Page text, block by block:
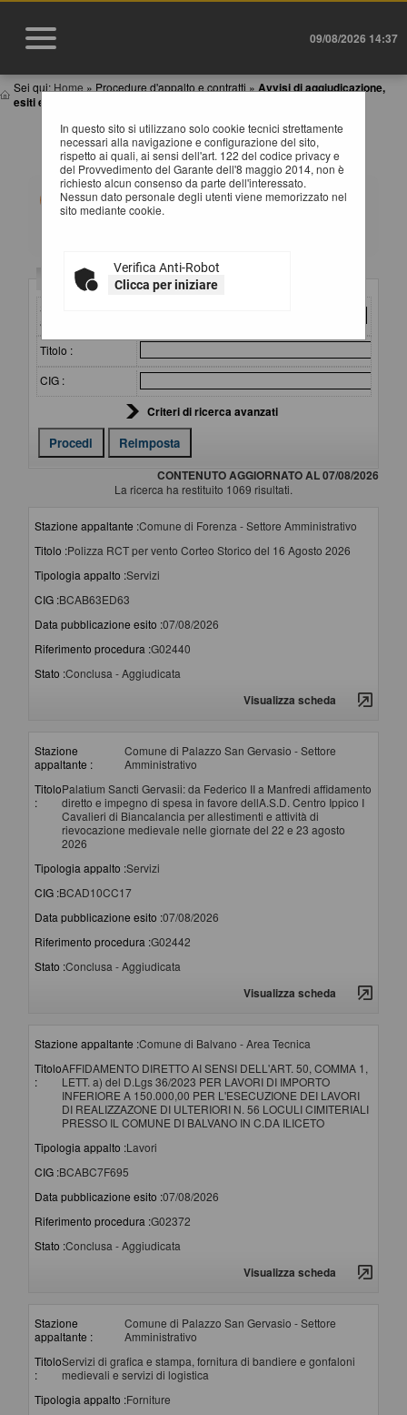
09/08/2026 14:37
Sei qui: Home » Procedure d'appalto e contratti » Avvisi di aggiudicazione,
esiti e affida...
In questo sito si utilizzano solo cookie tecnici strettamente
necessari alla navigazione e configurazione del sito,
rispetto ai quali, ai sensi dell'art. 122 del codice privacy e
del Provvedimento del Garante dell'8 maggio 2014, non è
richiesto alcun consenso da parte dell'interessato.
Nessun dato personale degli utenti viene memorizzato nel
sito mediante cookie.
Verifica Anti-Robot
Clicca per iniziare
AVVISI DI AGGIUDICAZIONE, ESITI E
AFFIDAMENTI
All'interno di questa sezione è possibile consultare gli
esiti di gara secondo i tempi previsti dalla normativa dei
contratti.
Scheda".
Criteri di ricerca
Stazione
appaltante :
Titolo :
CIG :
Criteri di ricerca avanzati
CONTENUTO AGGIORNATO AL 07/08/2026
La ricerca ha restituito 1069 risultati.
Stazione appaltante :Comune di Forenza - Settore Amministrativo
Titolo :Polizza RCT per vento Corteo Storico del 16 Agosto 2026
Tipologia appalto :Servizi
CIG :BCAB63ED63
Data pubblicazione esito :07/08/2026
Riferimento procedura :G02440
Stato :Conclusa - Aggiudicata
Visualizza scheda
Stazione
appaltante :
Comune di Palazzo San Gervasio - Settore
Amministrativo
Titolo
:
Palatium Sancti Gervasii: da Federico II a Manfredi affidamento
diretto e impegno di spesa in favore dellA.S.D. Centro Ippico I
Cavalieri di Biancalancia per allestimenti e attività di
rievocazione medievale nelle giornate del 22 e 23 agosto
2026
Tipologia appalto :Servizi
CIG :BCAD10CC17
Data pubblicazione esito :07/08/2026
Riferimento procedura :G02442
Stato :Conclusa - Aggiudicata
Visualizza scheda
Stazione appaltante :Comune di Balvano - Area Tecnica
Titolo
:
AFFIDAMENTO DIRETTO AI SENSI DELL'ART. 50, COMMA 1,
LETT. a) del D.Lgs 36/2023 PER LAVORI DI IMPORTO
INFERIORE A 150.000,00 PER L'ESECUZIONE DEI LAVORI
DI REALIZZAZONE DI ULTERIORI N. 56 LOCULI CIMITERIALI
PRESSO IL COMUNE DI BALVANO IN C.DA ILICETO
Tipologia appalto :Lavori
CIG :BCABC7F695
Data pubblicazione esito :07/08/2026
Riferimento procedura :G02372
Stato :Conclusa - Aggiudicata
Visualizza scheda
Stazione
appaltante :
Comune di Palazzo San Gervasio - Settore
Amministrativo
Titolo
:
Servizi di grafica e stampa, fornitura di bandiere e gonfaloni
medievali e servizi di logistica
Tipologia appalto :Forniture